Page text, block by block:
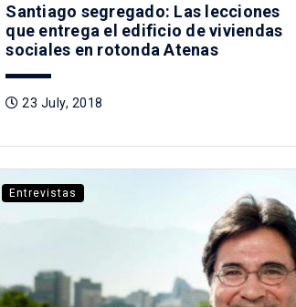
Santiago segregado: Las lecciones
que entrega el edificio de viviendas
sociales en rotonda Atenas
23 July, 2018
Entrevistas